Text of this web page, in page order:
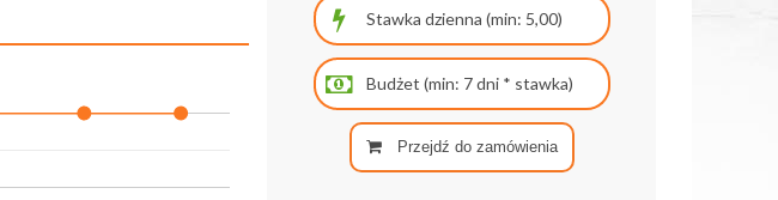
Przejdź do zamówienia